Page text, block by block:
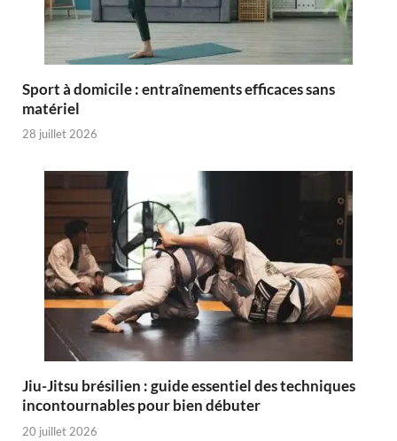
Sport à domicile : entraînements efficaces sans
matériel
28 juillet 2026
Jiu-Jitsu brésilien : guide essentiel des techniques
incontournables pour bien débuter
20 juillet 2026